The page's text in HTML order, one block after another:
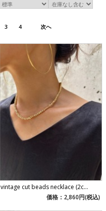
3 4 次へ
vintage cut beads necklace (2c...
価格：2,860円(税込)